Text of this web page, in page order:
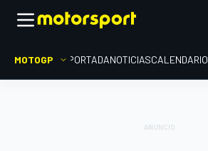
MOTOGP PORTADANOTICIASCALENDARIO